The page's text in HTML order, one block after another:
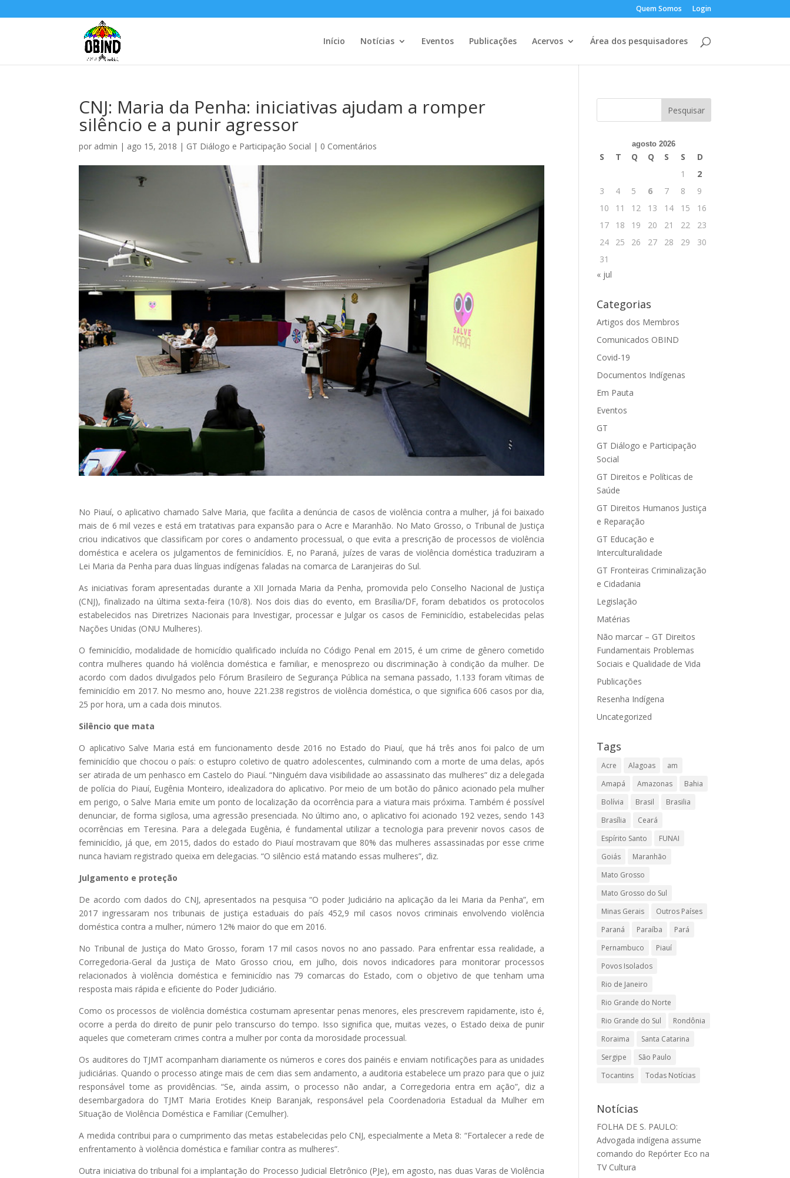
Quem Somos Login
Início Notícias Eventos Publicações Acervos Área dos pesquisadores
CNJ: Maria da Penha: iniciativas ajudam a romper
silêncio e a punir agressor
por admin | ago 15, 2018 | GT Diálogo e Participação Social | 0 Comentários
No Piauí, o aplicativo chamado Salve Maria, que facilita a denúncia de casos de violência contra a mulher, já foi baixado
mais de 6 mil vezes e está em tratativas para expansão para o Acre e Maranhão. No Mato Grosso, o Tribunal de Justiça
criou indicativos que classificam por cores o andamento processual, o que evita a prescrição de processos de violência
doméstica e acelera os julgamentos de feminicídios. E, no Paraná, juízes de varas de violência doméstica traduziram a
Lei Maria da Penha para duas línguas indígenas faladas na comarca de Laranjeiras do Sul.
As iniciativas foram apresentadas durante a XII Jornada Maria da Penha, promovida pelo Conselho Nacional de Justiça
(CNJ), finalizado na última sexta-feira (10/8). Nos dois dias do evento, em Brasília/DF, foram debatidos os protocolos
estabelecidos nas Diretrizes Nacionais para Investigar, processar e Julgar os casos de Feminicídio, estabelecidas pelas
Nações Unidas (ONU Mulheres).
O feminicídio, modalidade de homicídio qualificado incluída no Código Penal em 2015, é um crime de gênero cometido
contra mulheres quando há violência doméstica e familiar, e menosprezo ou discriminação à condição da mulher. De
acordo com dados divulgados pelo Fórum Brasileiro de Segurança Pública na semana passado, 1.133 foram vítimas de
feminicídio em 2017. No mesmo ano, houve 221.238 registros de violência doméstica, o que significa 606 casos por dia,
25 por hora, um a cada dois minutos.
Silêncio que mata
O aplicativo Salve Maria está em funcionamento desde 2016 no Estado do Piauí, que há três anos foi palco de um
feminicídio que chocou o país: o estupro coletivo de quatro adolescentes, culminando com a morte de uma delas, após
ser atirada de um penhasco em Castelo do Piauí. “Ninguém dava visibilidade ao assassinato das mulheres” diz a delegada
de polícia do Piauí, Eugênia Monteiro, idealizadora do aplicativo. Por meio de um botão do pânico acionado pela mulher
em perigo, o Salve Maria emite um ponto de localização da ocorrência para a viatura mais próxima. Também é possível
denunciar, de forma sigilosa, uma agressão presenciada. No último ano, o aplicativo foi acionado 192 vezes, sendo 143
ocorrências em Teresina. Para a delegada Eugênia, é fundamental utilizar a tecnologia para prevenir novos casos de
feminicídio, já que, em 2015, dados do estado do Piauí mostravam que 80% das mulheres assassinadas por esse crime
nunca haviam registrado queixa em delegacias. “O silêncio está matando essas mulheres”, diz.
Julgamento e proteção
De acordo com dados do CNJ, apresentados na pesquisa “O poder Judiciário na aplicação da lei Maria da Penha”, em
2017 ingressaram nos tribunais de justiça estaduais do país 452,9 mil casos novos criminais envolvendo violência
doméstica contra a mulher, número 12% maior do que em 2016.
No Tribunal de Justiça do Mato Grosso, foram 17 mil casos novos no ano passado. Para enfrentar essa realidade, a
Corregedoria-Geral da Justiça de Mato Grosso criou, em julho, dois novos indicadores para monitorar processos
relacionados à violência doméstica e feminicídio nas 79 comarcas do Estado, com o objetivo de que tenham uma
resposta mais rápida e eficiente do Poder Judiciário.
Como os processos de violência doméstica costumam apresentar penas menores, eles prescrevem rapidamente, isto é,
ocorre a perda do direito de punir pelo transcurso do tempo. Isso significa que, muitas vezes, o Estado deixa de punir
aqueles que cometeram crimes contra a mulher por conta da morosidade processual.
Os auditores do TJMT acompanham diariamente os números e cores dos painéis e enviam notificações para as unidades
judiciárias. Quando o processo atinge mais de cem dias sem andamento, a auditoria estabelece um prazo para que o juiz
responsável tome as providências. “Se, ainda assim, o processo não andar, a Corregedoria entra em ação”, diz a
desembargadora do TJMT Maria Erotides Kneip Baranjak, responsável pela Coordenadoria Estadual da Mulher em
Situação de Violência Doméstica e Familiar (Cemulher).
A medida contribui para o cumprimento das metas estabelecidas pelo CNJ, especialmente a Meta 8: “Fortalecer a rede de
enfrentamento à violência doméstica e familiar contra as mulheres”.
Outra iniciativa do tribunal foi a implantação do Processo Judicial Eletrônico (PJe), em agosto, nas duas Varas de Violência
agosto 2026
S T Q Q S S
D
1
2
3
4 5 6 7 8
9
10
11 12 13 14 15
16
17
18 19 20 21 22
23
24
25 26 27 28 29
30
31
« jul
Categorias
Artigos dos Membros
Comunicados OBIND
Covid-19
Documentos Indígenas
Em Pauta
Eventos
GT
GT Diálogo e Participação
Social
GT Direitos e Políticas de
Saúde
GT Direitos Humanos Justiça
e Reparação
GT Educação e
Interculturalidade
GT Fronteiras Criminalização
e Cidadania
Legislação
Matérias
Não marcar – GT Direitos
Fundamentais Problemas
Sociais e Qualidade de Vida
Publicações
Resenha Indígena
Uncategorized
Tags
Acre Alagoas
am
Amapá
Amazonas
Bahia
Bolívia
Brasil
Brasilia
Brasília
Ceará
Espírito Santo
FUNAI
Goiás
Maranhão
Mato Grosso
Mato Grosso do Sul
Minas Gerais
Outros Países
Paraná
Paraíba
Pará
Pernambuco
Piauí
Povos Isolados
Rio de Janeiro
Rio Grande do Norte
Rio Grande do Sul
Rondônia
Roraima
Santa Catarina
Sergipe
São Paulo
Tocantins
Todas Notícias
Notícias
FOLHA DE S. PAULO:
Advogada indígena assume
comando do Repórter Eco na
TV Cultura